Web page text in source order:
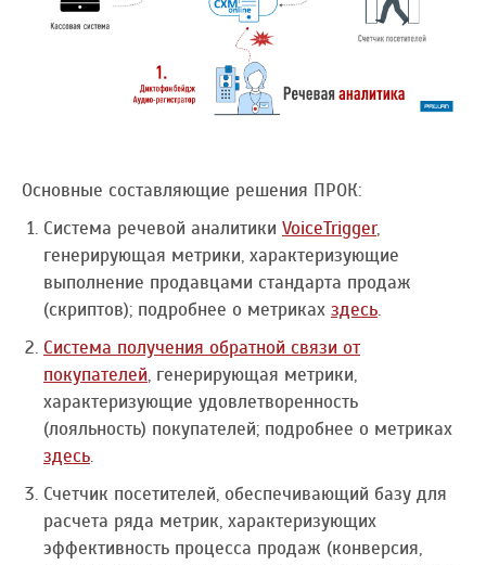
Основные составляющие решения ПРОК:
Система речевой аналитики VoiceTrigger,
генерирующая метрики, характеризующие
выполнение продавцами стандарта продаж
(скриптов); подробнее о метриках здесь.
Система получения обратной связи от
покупателей, генерирующая метрики,
характеризующие удовлетворенность
(лояльность) покупателей; подробнее о метриках
здесь.
Счетчик посетителей, обеспечивающий базу для
расчета ряда метрик, характеризующих
эффективность процесса продаж (конверсия,